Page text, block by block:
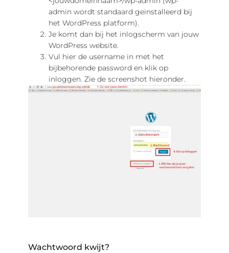
admin wordt standaard geinstalleerd bij
het WordPress platform).
Je komt dan bij het inlogscherm van jouw
WordPress website.
Vul hier de username in met het
bijbehorende password en klik op
inloggen. Zie de screenshot hieronder.
Wachtwoord kwijt?